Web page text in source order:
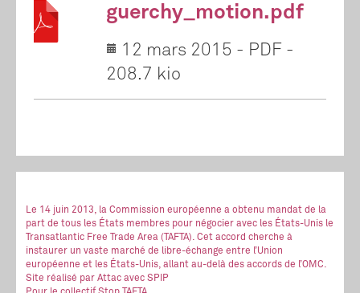
guerchy_motion.pdf
12 mars 2015 - PDF -
208.7 kio
Le 14 juin 2013, la Commission européenne a obtenu mandat de la
part de tous les États membres pour négocier avec les États-Unis le
Transatlantic Free Trade Area (TAFTA). Cet accord cherche à
instaurer un vaste marché de libre-échange entre l’Union
européenne et les États-Unis, allant au-delà des accords de l’OMC.
Site réalisé par Attac avec SPIP